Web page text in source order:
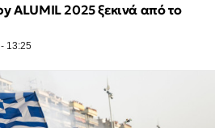
ALUMIL 2025 ξεκινά από το
13:25